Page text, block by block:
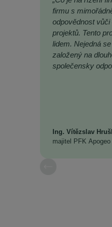
firmu s
odpovědnost
projektů. Tento
lidem. Nejedná
založený na
společensky
Ing. Vítězslav
majitel PFK Apogeo